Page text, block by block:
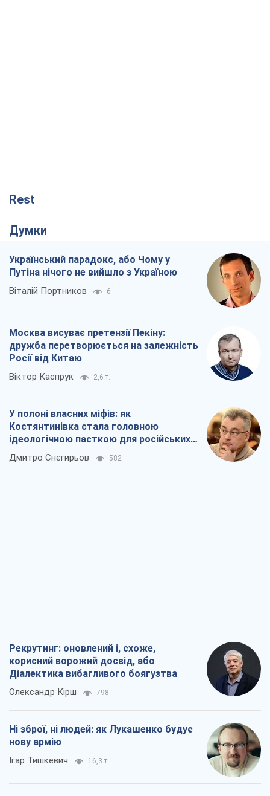
Rest
Думки
Український парадокс, або Чому у
Путіна нічого не вийшло з Україною
Віталій Портников 6
Москва висуває претензії Пекіну:
дружба перетворюється на залежність
Росії від Китаю
Віктор Каспрук 2,6 т.
У полоні власних міфів: як
Костянтинівка стала головною
ідеологічною пасткою для російських
окупантів
Дмитро Снєгирьов 582
Рекрутинг: оновлений і, схоже,
корисний ворожий досвід, або
Діалектика вибагливого боягузтва
Олександр Кірш 798
Ні зброї, ні людей: як Лукашенко будує
нову армію
Ігар Тишкевич 16,3 т.